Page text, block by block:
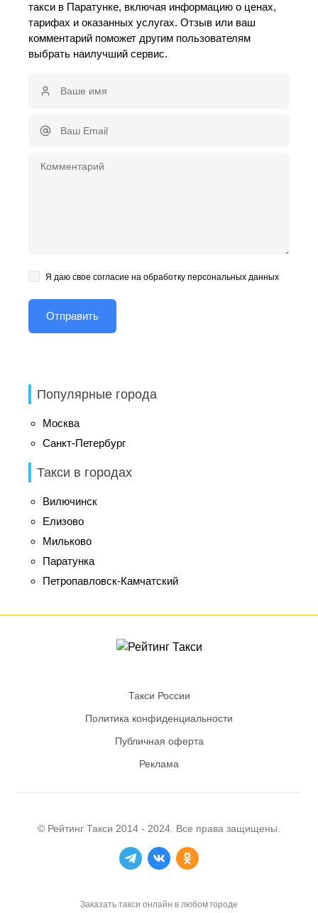
такси в Паратунке, включая информацию о ценах,
тарифах и оказанных услугах. Отзыв или ваш
комментарий поможет другим пользователям
выбрать наилучший сервис.
Я даю свое согласие на обработку персональных данных
Популярные города
Москва
Санкт-Петербург
Такси в городах
Вилючинск
Елизово
Мильково
Паратунка
Петропавловск-Камчатский
Такси России
Политика конфиденциальности
Публичная оферта
Реклама
© Рейтинг Такси 2014 - 2024. Все права защищены.
Заказать такси онлайн в любом городе